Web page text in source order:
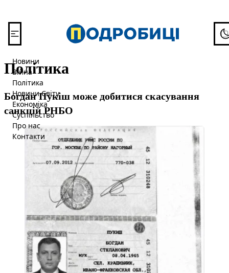
Новини
Війна
Політика
Новини Світу
Економіка
Суспільство
Про нас
Контакти
Політика
Богдан Пукіш може добитися скасування
санкцій РНБО